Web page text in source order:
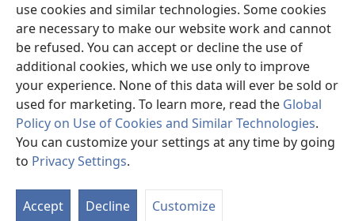
use cookies and similar technologies. Some cookies
are necessary to make our website work and cannot
be refused. You can accept or decline the use of
additional cookies, which we use only to improve
your experience. None of this data will ever be sold or
used for marketing. To learn more, read the Global
Policy on Use of Cookies and Similar Technologies.
You can customize your settings at any time by going
to Privacy Settings.
Accept Decline Customize
window)Sin Langchyi ONLINE LAIKA DUM
(opens
new
window)JW Hub ®
(opens
new
window)
Copyright© 2026 Watch Tower Bible and Tract Society of Pennsylvania.
HKAN SA RA AI LAM NI